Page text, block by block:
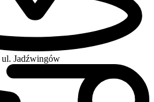
ul. Jadźwingów